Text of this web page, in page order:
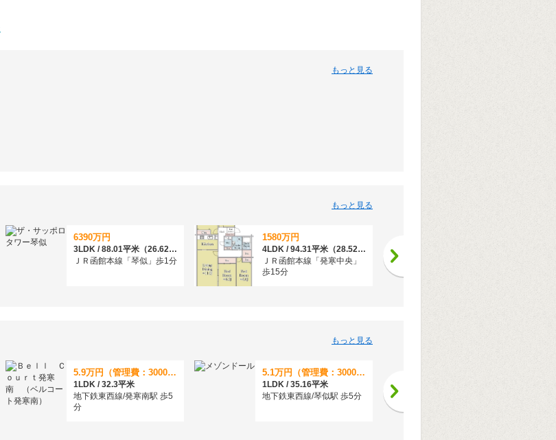
町を起点とした野遊
綴っていただきまし
もっと見る
もっと見る
6390万円
3LDK / 88.01平米（26.62坪）（壁芯）
ＪＲ函館本線「琴似」歩1分
1580万円
4LDK / 94.31平米（28.52坪）（壁芯）
ＪＲ函館本線「発寒中央」
歩15分
もっと見る
5.9万円（管理費：3000円）
1LDK / 32.3平米
地下鉄東西線/発寒南駅 歩5
分
5.1万円（管理費：3000円）
1LDK / 35.16平米
地下鉄東西線/琴似駅 歩5分